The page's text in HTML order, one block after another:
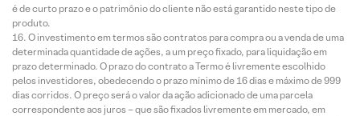
é de curto prazo e o patrimônio do cliente não está garantido neste tipo de
produto.
O investimento em termos são contratos para compra ou a venda de uma
determinada quantidade de ações, a um preço fixado, para liquidação em
prazo determinado. O prazo do contrato a Termo é livremente escolhido
pelos investidores, obedecendo o prazo mínimo de 16 dias e máximo de 999
dias corridos. O preço será o valor da ação adicionado de uma parcela
correspondente aos juros – que são fixados livremente em mercado, em